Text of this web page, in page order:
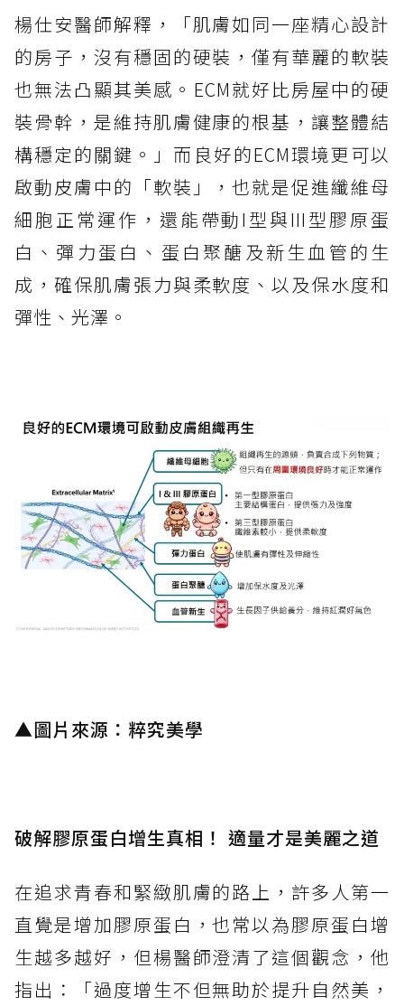
楊仕安醫師解釋，「肌膚如同一座精心設計
的房子，沒有穩固的硬裝，僅有華麗的軟裝
也無法凸顯其美感。ECM就好比房屋中的硬
裝骨幹，是維持肌膚健康的根基，讓整體結
構穩定的關鍵。」而良好的ECM環境更可以
啟動皮膚中的「軟裝」，也就是促進纖維母
細胞正常運作，還能帶動I型與III型膠原蛋
白、彈力蛋白、蛋白聚醣及新生血管的生
成，確保肌膚張力與柔軟度、以及保水度和
彈性、光澤。
▲圖片來源：粹究美學
破解膠原蛋白增生真相！ 適量才是美麗之道
在追求青春和緊緻肌膚的路上，許多人第一
直覺是增加膠原蛋白，也常以為膠原蛋白增
生越多越好，但楊醫師澄清了這個觀念，他
指出：「過度增生不但無助於提升自然美，